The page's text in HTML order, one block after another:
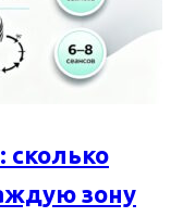
сколько
зону